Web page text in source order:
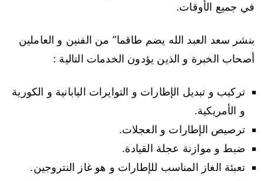
في جميع الأوقات.
بنشر سعد العبد الله يضم طاقما” من الفنين و العاملين
أصحاب الخبرة و الذين يؤدون الخدمات التالية :
تركيب و تبديل الإطارات و التوايرات اليابانية و الكورية
و الأمريكية.
ترصيص الإطارات و العجلات.
ضبط و موازنة عجلة القيادة.
تعبئة الغاز المناسب للإطارات و هو غاز النتروجين.